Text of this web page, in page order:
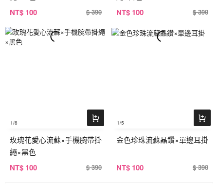
NT$ 100 $ 390 NT$ 100 $ 390
1/6
玫瑰花愛心流蘇×手機腕帶掛
繩×黑色
NT$ 100 $ 390
1/5
金色珍珠流蘇晶鑽×單邊耳掛
NT$ 100 $ 390